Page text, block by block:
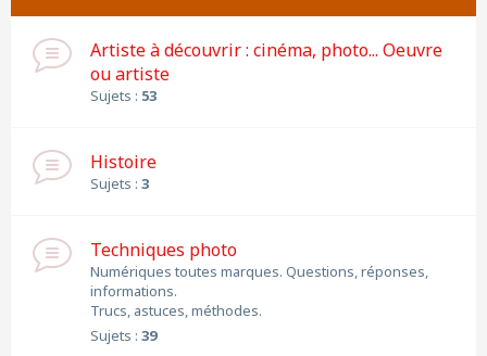
Artiste à découvrir : cinéma, photo... Oeuvre
ou artiste
Sujets : 53
Histoire
Sujets : 3
Techniques photo
Numériques toutes marques. Questions, réponses,
informations.
Trucs, astuces, méthodes.
Sujets : 39